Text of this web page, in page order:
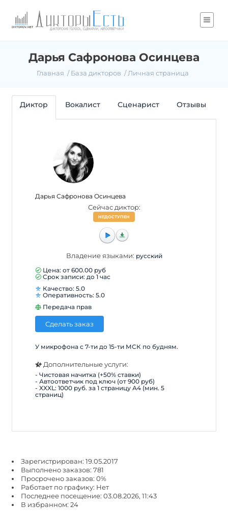
Дарья Сафронова Осинцева
Главная База дикторов Личная страница
Диктор Вокалист Сценарист Отзывы
Дарья Сафронова Осинцева
Сейчас диктор:
НЕДОСТУПЕН
Владение языками: русский
Цена: от 600.00 руб
Срок записи: до 1 час
Качество: 5.0
Оперативность: 5.0
Передача прав
Сделать заказ
У микрофона с 7-ти до 15-ти МСК по будням.
Дополнительные услуги:
- Чистовая начитка (+50% ставки)
- Автоответчик под ключ (от 900 руб)
- XXXL: 1000 руб. за 1 страницу А4 (мин. 5
страниц)
Зарегистрирован: 19.05.2017
Выполнено заказов: 781
Просрочено заказов: 0%
Работает по графику: Нет
Последнее посещение: 03.08.2026, 11:43
В избранном: 24